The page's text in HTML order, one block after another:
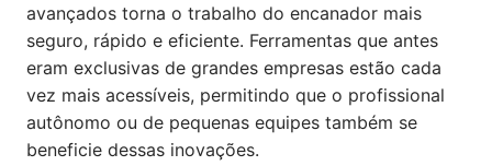
avançados torna o trabalho do encanador mais
seguro, rápido e eficiente. Ferramentas que antes
eram exclusivas de grandes empresas estão cada
vez mais acessíveis, permitindo que o profissional
autônomo ou de pequenas equipes também se
beneficie dessas inovações.